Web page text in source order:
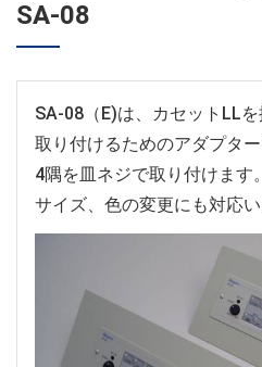
SA-08
SA-08（E)は、カセットLL
取り付けるためのアダプター
4隅を皿ネジで取り付けます。
サイズ、色の変更にも対応い